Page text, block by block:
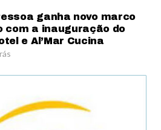
ganha novo marco
com a inauguração do
e Al’Mar Cucina